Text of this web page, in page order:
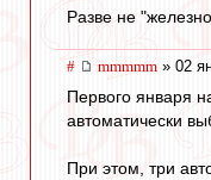
Разве не
# mmmmm » 02
Первого января
автоматически
При этом, три